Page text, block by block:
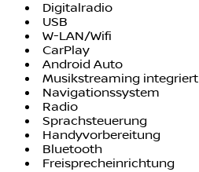
Digitalradio
USB
W-LAN/Wifi
CarPlay
Android Auto
Musikstreaming integriert
Navigationssystem
Radio
Sprachsteuerung
Handyvorbereitung
Bluetooth
Freisprecheinrichtung